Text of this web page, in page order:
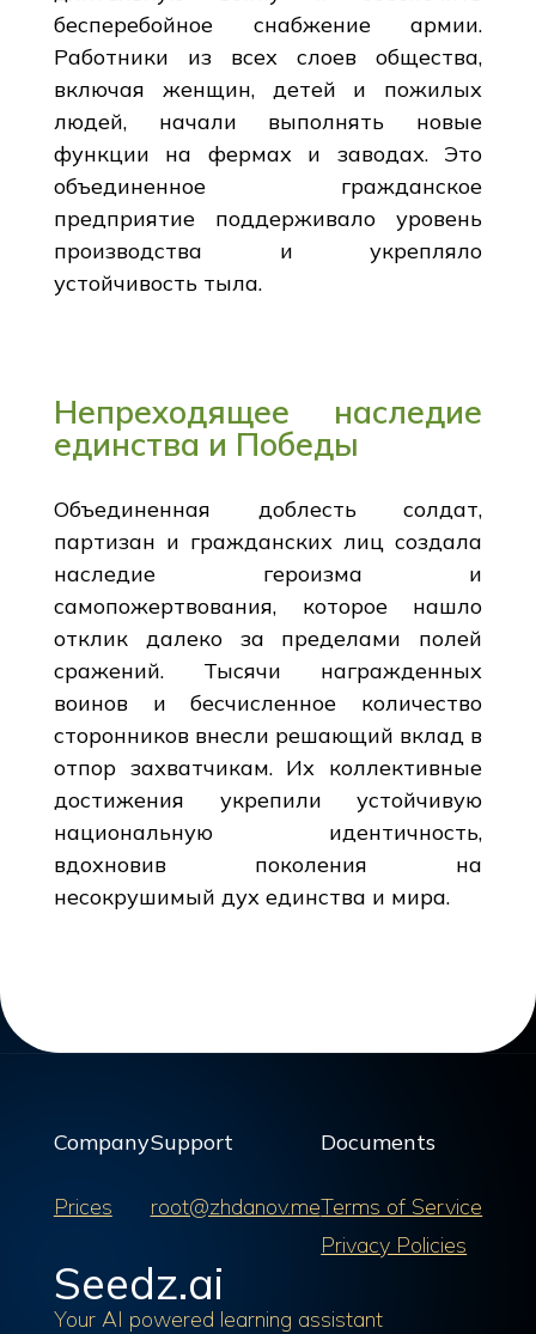
бесперебойное снабжение армии.
Работники из всех слоев общества,
включая женщин, детей и пожилых
людей, начали выполнять новые
функции на фермах и заводах. Это
объединенное гражданское
предприятие поддерживало уровень
производства и укрепляло
устойчивость тыла.
Непреходящее наследие
единства и Победы
Объединенная доблесть солдат,
партизан и гражданских лиц создала
наследие героизма и
самопожертвования, которое нашло
отклик далеко за пределами полей
сражений. Тысячи награжденных
воинов и бесчисленное количество
сторонников внесли решающий вклад в
отпор захватчикам. Их коллективные
достижения укрепили устойчивую
национальную идентичность,
вдохновив поколения на
несокрушимый дух единства и мира.
Company
Prices
Support
root@zhdanov.me
Documents
Terms of Service
Privacy Policies
Seedz.ai
Your AI powered learning assistant